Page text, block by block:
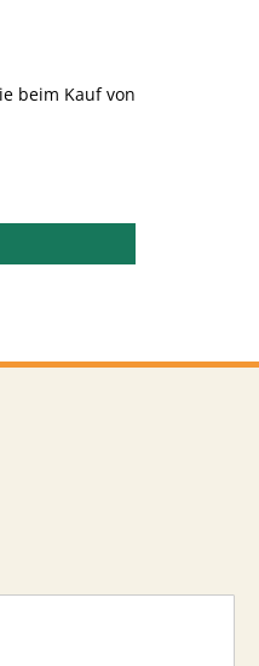
beim Kauf von